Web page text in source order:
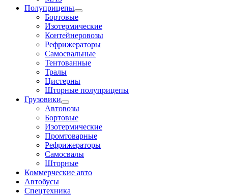
Полуприцепы
Бортовые
Изотермические
Контейнеровозы
Рефрижераторы
Самосвальные
Тентованные
Тралы
Цистерны
Шторные полуприцепы
Грузовики
Автовозы
Бортовые
Изотермические
Промтоварные
Рефрижераторы
Самосвалы
Шторные
Коммерческие авто
Автобусы
Спецтехника